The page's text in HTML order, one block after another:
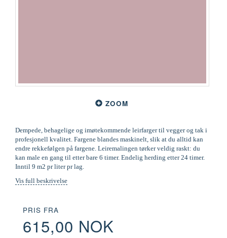
ZOOM
Dempede, behagelige og imøtekommende leirfarger til vegger og tak i
profesjonell kvalitet. Fargene blandes maskinelt, slik at du alltid kan
endre rekkefølgen på fargene. Leiremalingen tørker veldig raskt: du
kan male en gang til etter bare 6 timer. Endelig herding etter 24 timer.
Inntil 9 m2 pr liter pr lag.
Vis full beskrivelse
PRIS FRA
615,00 NOK